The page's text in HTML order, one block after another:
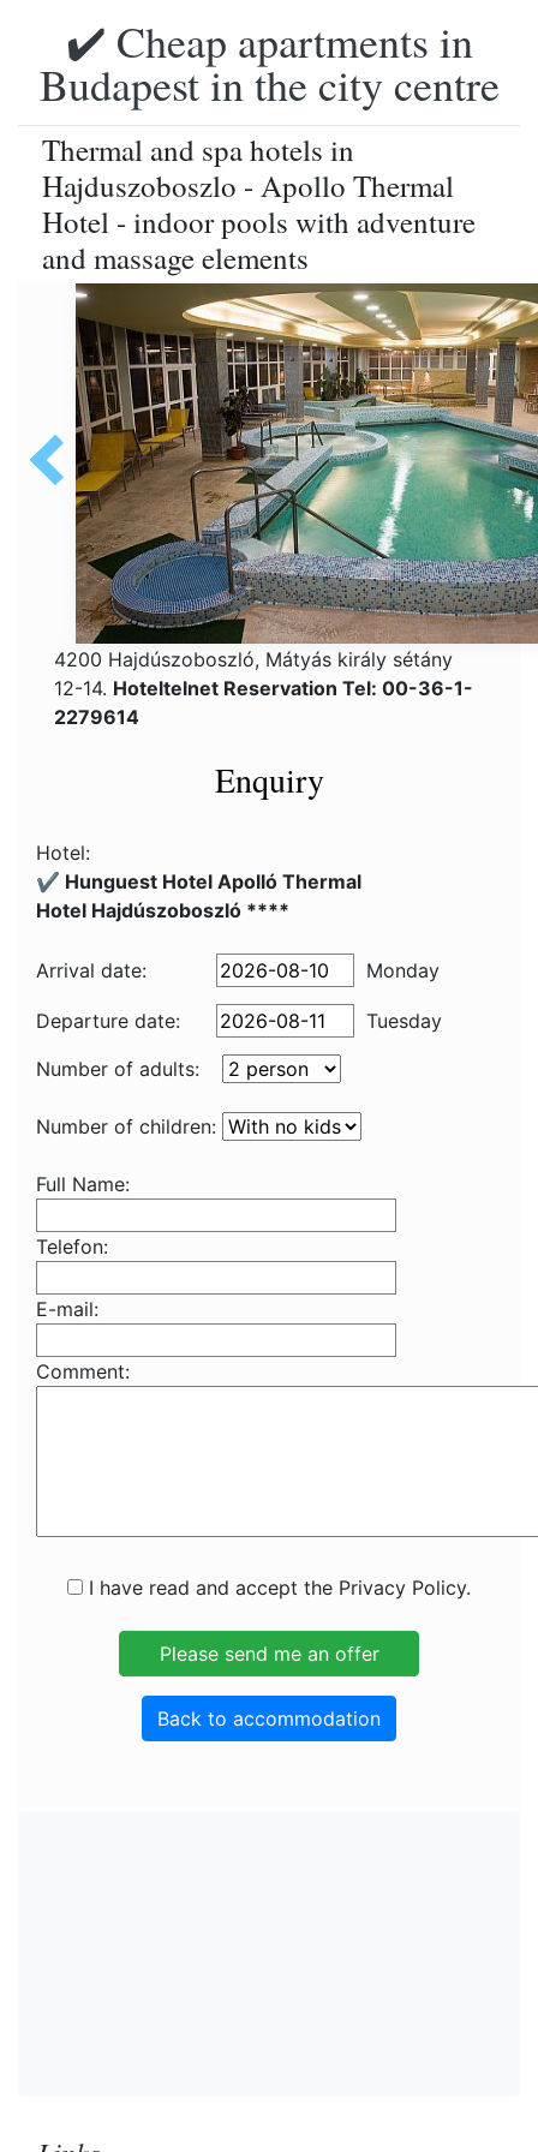
✔️ Cheap apartments in
Budapest in the city centre
Thermal and spa hotels in
Hajduszoboszlo - Apollo Thermal
Hotel - indoor pools with adventure
and massage elements
4200 Hajdúszoboszló, Mátyás király sétány
12-14. Hoteltelnet Reservation Tel: 00-36-1-
2279614
Enquiry
Hotel:
✔️ Hunguest Hotel Apolló Thermal
Hotel Hajdúszoboszló ****
Arrival date: Monday
Departure date:
Tuesday
Number of adults:
Number of children:
Full Name:
Telefon:
E-mail:
Comment:
I have read and accept the Privacy Policy.
Back to accommodation